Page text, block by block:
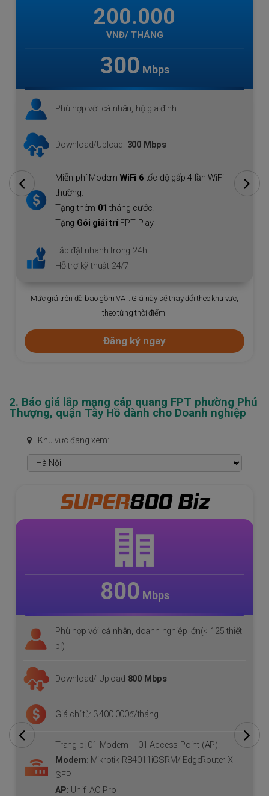
215.000
VNĐ/ THÁNG
1000Mbps
Phù hợp với cá nhân, hộ gia đình lớn
Download lên tới
1 Gbps
Miễn phí Modem WiFi 6tốc độ gấp 4 lần WiFi
thường.
Tặng thêm 01 tháng cước.
Tặng Gói giá trí FPT Play
Lắp đặt nhanh trong 24h
Hỗ trợ kỹ thuật 24/7
Mức giá trên đã bao gồm VAT. Giá này sẽ thay đổi theo khu vực,
theo từng thời điểm.
Đăng ký ngay
2. Báo giá lắp mạng cáp quang FPT phường Phú
Thượng, quận Tây Hồ dành cho Doanh nghiệp
Khu vực đang xem:
SUPER300 PLUS
300 Mbps
Phù hợp với cá nhân, doanh nghiệp nhỏ (< 50 thiết
bị )
Download/ Upload 300 Mbps
Giá chỉ từ 750.000đ/tháng
Trang bị 01 Modem + 01 Access Point (AP)
Modem: Mikrotik RB760iGS/EdgeRouter X SFP
AP:
IP:Miễn phí IP tĩnh (01 Ip front)